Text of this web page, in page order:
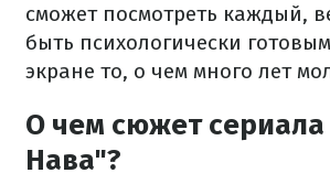
сможет посмотреть каждый,
быть психологически
экране то, о чем много лет
О чем сюжет сериала
Нава"?